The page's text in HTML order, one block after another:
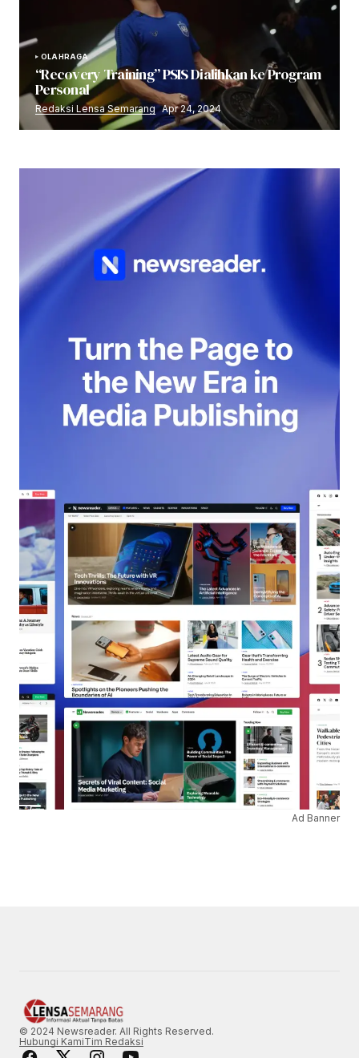
OLAHRAGA
“Recovery Training” PSIS Dialihkan ke Program
Personal
Redaksi Lensa Semarang Apr 24, 2024
Ad Banner
© 2024 Newsreader. All Rights Reserved.
Hubungi KamiTim Redaksi